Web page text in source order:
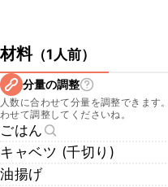
材料（1人前）
分量の調整
人数に合わせて分量を調整できます
わせて調整してくださいね。
ごはん
キャベツ (千切り)
油揚げ